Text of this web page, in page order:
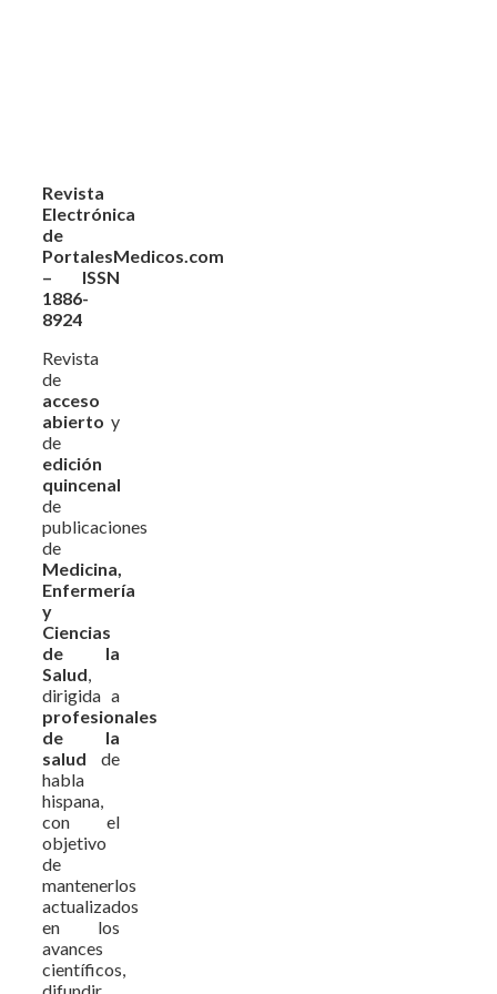
Revista
Electrónica
de
PortalesMedicos.com
– ISSN
1886-
8924
Revista
de
acceso
abierto y
de
edición
quincenal
de
publicaciones
de
Medicina,
Enfermería
y
Ciencias
de la
Salud
dirigida a
profesionales
de la
salud de
habla
hispana,
con el
objetivo
de
mantenerlos
actualizados
en los
avances
científicos,